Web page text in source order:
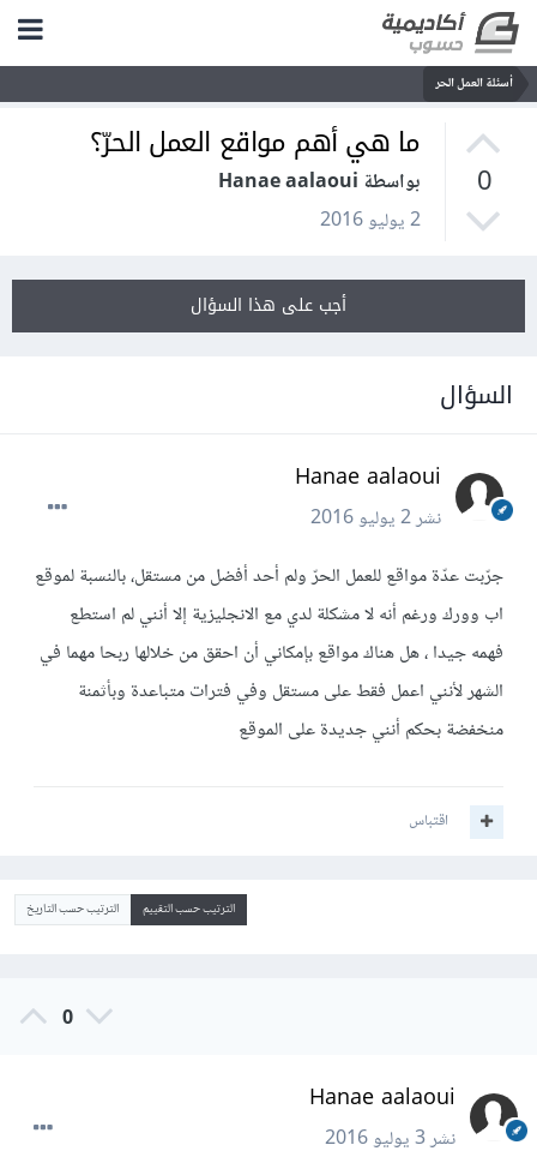
أسئلة العمل الحر
0
ما هي أهم مواقع العمل الحرّ؟
بواسطة Hanae aalaoui
2 يوليو 2016
أجب على هذا السؤال
السؤال
Hanae aalaoui
نشر2 يوليو 2016
جرّبت عدّة مواقع للعمل الحرّ ولم أحد أفضل من مستقل، بالنسبة لموقع
اب وورك ورغم أنه لا مشكلة لدي مع الانجليزية إلا أنني لم استطع
فهمه جيدا ، هل هناك مواقع بإمكاني أن احقق من خلالها ربحا مهما في
الشهر لأنني اعمل فقط على مستقل وفي فترات متباعدة وبأثمنة
منخفضة بحكم أنني جديدة على الموقع
اقتباس
الترتيب حسب التقييم الترتيب حسب التاريخ
0
Hanae aalaoui
نشر3 يوليو 2016